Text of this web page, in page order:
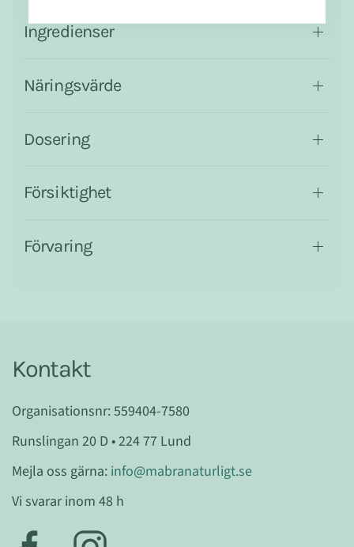
Ingredienser
Näringsvärde
Dosering
Försiktighet
Förvaring
Kontakt
Organisationsnr: 559404-7580
Runslingan 20 D • 224 77 Lund
Mejla oss gärna: info@mabranaturligt.se
Vi svarar inom 48 h